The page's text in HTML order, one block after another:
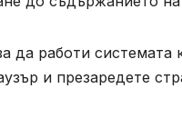
работи системата
и презаредете